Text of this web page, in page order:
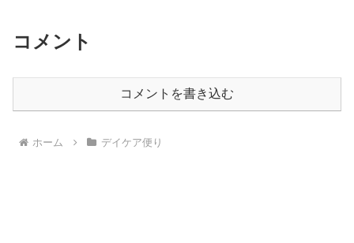
コメント
コメントを書き込む
ホーム デイケア便り